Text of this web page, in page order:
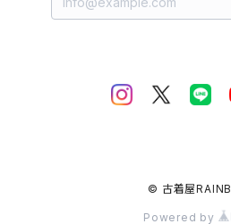
© 古着屋
Powered by